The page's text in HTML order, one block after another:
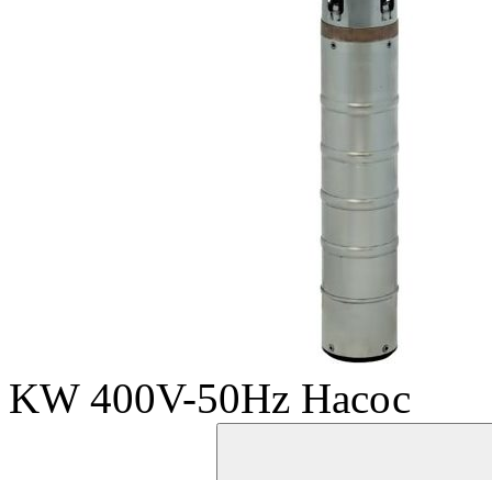
KW 400V-50Hz Насос